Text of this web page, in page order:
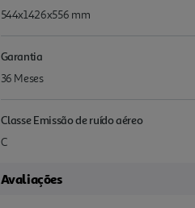
544x1426x556 mm
Garantia
36 Meses
Classe Emissão de ruído aéreo
C
Avaliações